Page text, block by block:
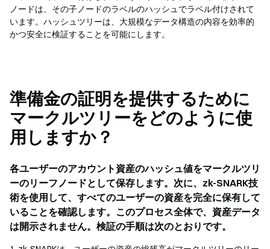
ノードは、その子ノードのラベルのハッシュでラベル付けされて
います。ハッシュツリーは、大規模なデータ構造の内容を効率的
かつ安全に検証することを可能にします。
準備金の証明を提供するために
マークルツリーをどのように使
用しますか？
各ユーザーのアカウント資産のハッシュ値をマークルツリ
ーのリーフノードとして保存します。次に、zk-SNARK技
術を使用して、すべてのユーザーの資産を完全に保有して
いることを確認します。このプロセス全体で、資産データ
は開示されません。検証の手順は次のとおりです。